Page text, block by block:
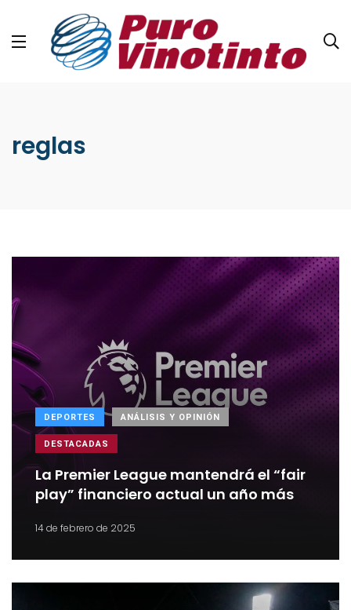
reglas
DEPORTES ANÁLISIS Y OPINIÓN
DESTACADAS
La Premier League mantendrá el “fair
play” financiero actual un año más
14 de febrero de 2025